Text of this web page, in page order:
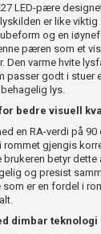
LED-pære
er like viktig
og en
pæren som et
Den varme hvite
passer godt i stuer
lys.
bedre visuell
en RA-verdi på 90
gjengis
betyr dette
og presist
er en fordel i
dimbar teknologi